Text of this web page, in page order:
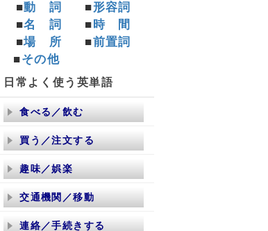
■動 詞 ■形容詞
■名 詞 ■時 間
■場 所 ■前置詞
■その他
日常よく使う英単語
食べる／飲む
買う／注文する
趣味／娯楽
交通機関／移動
連絡／手続きする